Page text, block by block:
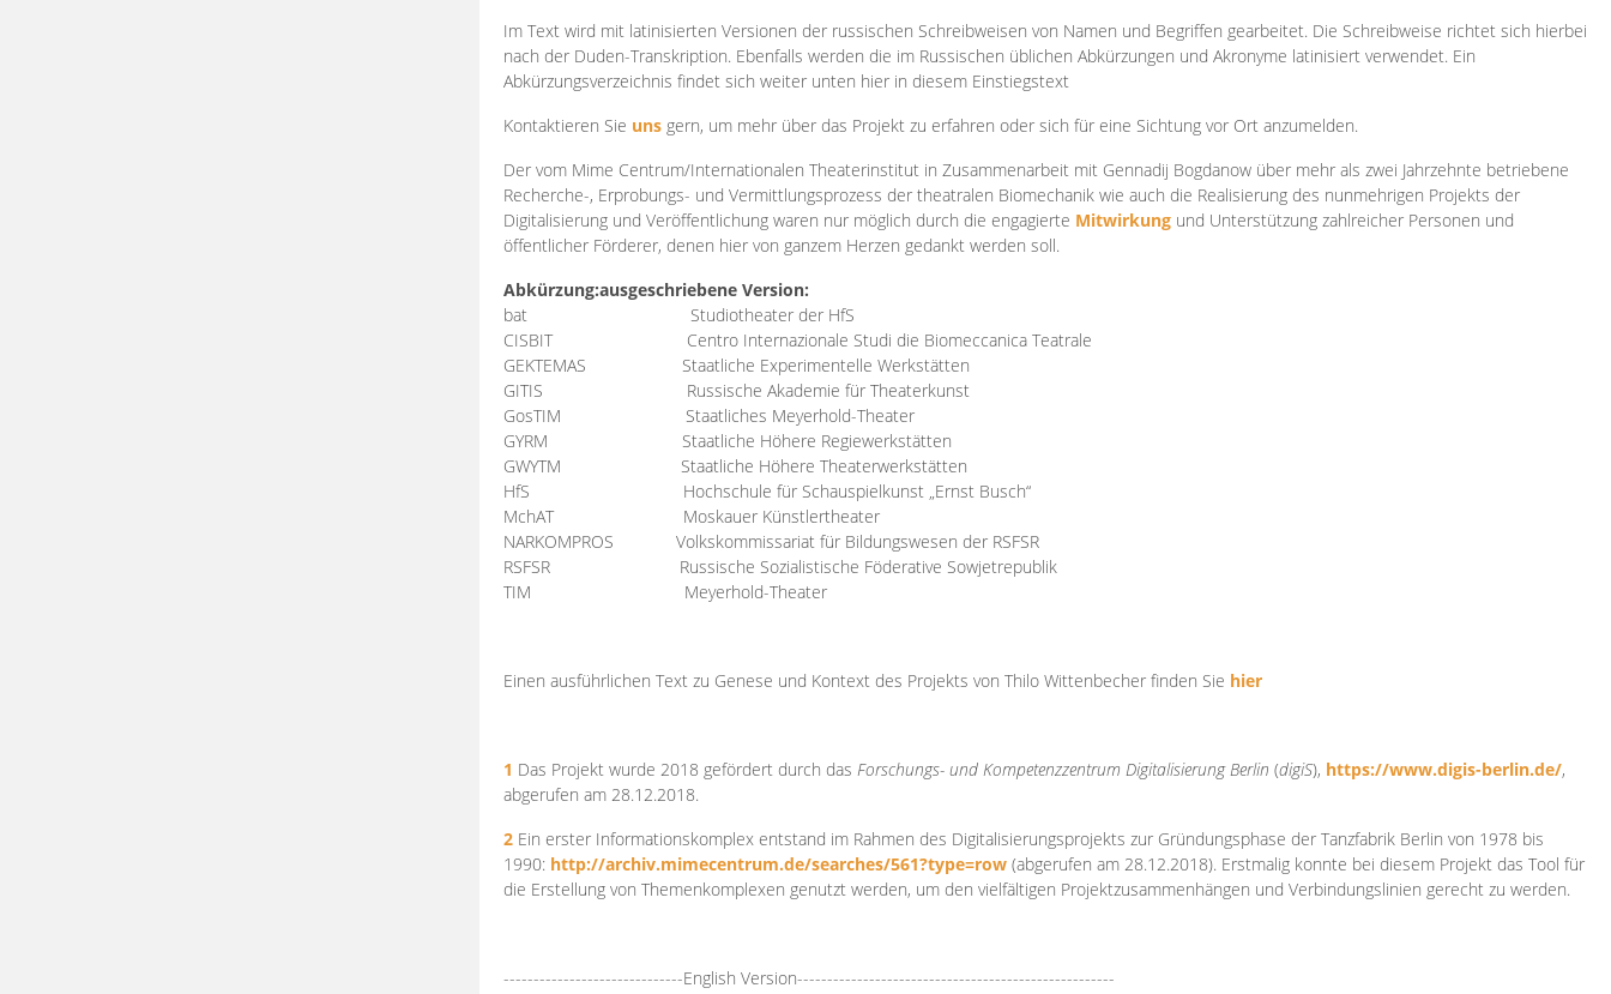
Im Text wird mit latinisierten Versionen der russischen Schreibweisen von Namen und Begriffen gearbeitet. Die Schreibweise richtet sich hierbei
nach der Duden-Transkription. Ebenfalls werden die im Russischen üblichen Abkürzungen und Akronyme latinisiert verwendet. Ein
Abkürzungsverzeichnis findet sich weiter unten hier in diesem Einstiegstext
Kontaktieren Sie uns gern, um mehr über das Projekt zu erfahren oder sich für eine Sichtung vor Ort anzumelden.
Der vom Mime Centrum/Internationalen Theaterinstitut in Zusammenarbeit mit Gennadij Bogdanow über mehr als zwei Jahrzehnte betriebene
Recherche-, Erprobungs- und Vermittlungsprozess der theatralen Biomechanik wie auch die Realisierung des nunmehrigen Projekts der
Digitalisierung und Veröffentlichung waren nur möglich durch die engagierte Mitwirkung und Unterstützung zahlreicher Personen und
öffentlicher Förderer, denen hier von ganzem Herzen gedankt werden soll.
Abkürzung:ausgeschriebene Version:
bat
Studiotheater der HfS
CISBIT
Centro Internazionale Studi die Biomeccanica Teatrale
GEKTEMAS
Staatliche Experimentelle Werkstätten
GITIS
Russische Akademie für Theaterkunst
GosTIM
Staatliches Meyerhold-Theater
GYRM
Staatliche Höhere Regiewerkstätten
GWYTM
Staatliche Höhere Theaterwerkstätten
HfS
Hochschule für Schauspielkunst „Ernst Busch“
MchAT
Moskauer Künstlertheater
NARKOMPROS
Volkskommissariat für Bildungswesen der RSFSR
RSFSR
Russische Sozialistische Föderative Sowjetrepublik
TIM Meyerhold-Theater
Einen ausführlichen Text zu Genese und Kontext des Projekts von Thilo Wittenbecher finden Sie hier
1 Das Projekt wurde 2018 gefördert durch das Forschungs- und Kompetenzzentrum DigitalisierungBerlin (digiS), https://www.digis-berlin.de/,
abgerufen am 28.12.2018.
2 Ein erster Informationskomplex entstand im Rahmen des Digitalisierungsprojekts zur Gründungsphase der Tanzfabrik Berlin von 1978 bis
1990: http://archiv.mimecentrum.de/searches/561?type=row (abgerufen am 28.12.2018). Erstmalig konnte bei diesem Projekt das Tool für
die Erstellung von Themenkomplexen genutzt werden, um den vielfältigen Projektzusammenhängen und Verbindungslinien gerecht zu werden.
------------------------------English Version-----------------------------------------------------